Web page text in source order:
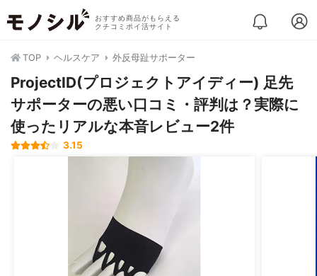
おすすめ商品がもらえる
クチコミポイ活サイト
TOP ヘルスケア 外反母趾サポーター
ProjectID(プロジェクトアイディー) 足先
サポーターの悪い口コミ・評判は？実際に
使ったリアルな本音レビュー2件
3.15